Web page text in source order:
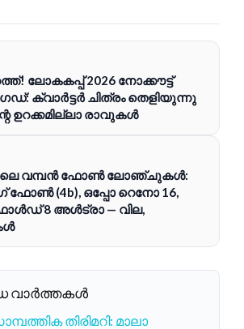
ലോകകപ്പ് 2026 നോക്കൗട്ട്
ക്വാർട്ടർ ചിത്രം തെളിയുന്നു
ഉറക്കമില്ലാ രാവുകൾ
ലെ വമ്പൻ ഫോൺ ലോഞ്ചുകൾ:
ഫോൺ (4b), ഒപ്പോ റെനോ 16,
8 അൾട്രാ — വില,
തിരിമറി: മാലാ